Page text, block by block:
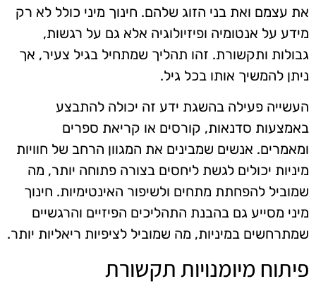
את עצמם ואת בני הזוג שלהם. חינוך מיני כולל לא רק
מידע על אנטומיה ופיזיולוגיה אלא גם על רגשות,
גבולות ותקשורת. זהו תהליך שמתחיל בגיל צעיר, אך
ניתן להמשיך אותו בכל גיל.
העשייה פעילה בהשגת ידע זה יכולה להתבצע
באמצעות סדנאות, קורסים או קריאת ספרים
ומאמרים. אנשים שמבינים את המגוון הרחב של חוויות
מיניות יכולים לגשת ליחסים בצורה פתוחה יותר, מה
שמוביל להפחתת מתחים ולשיפור האינטימיות. חינוך
מיני מסייע גם בהבנת התהליכים הפיזיים והרגשיים
שמתרחשים במיניות, מה שמוביל לציפיות ריאליות יותר.
פיתוח מיומנויות תקשורת